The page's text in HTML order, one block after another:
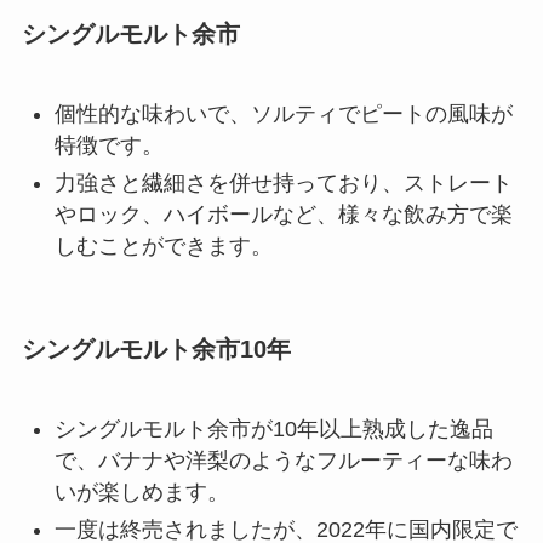
シングルモルト余市
個性的な味わいで、ソルティでピートの風味が
特徴です。
力強さと繊細さを併せ持っており、ストレート
やロック、ハイボールなど、様々な飲み方で楽
しむことができます。
シングルモルト余市10年
シングルモルト余市が10年以上熟成した逸品
で、バナナや洋梨のようなフルーティーな味わ
いが楽しめます。
一度は終売されましたが、2022年に国内限定で